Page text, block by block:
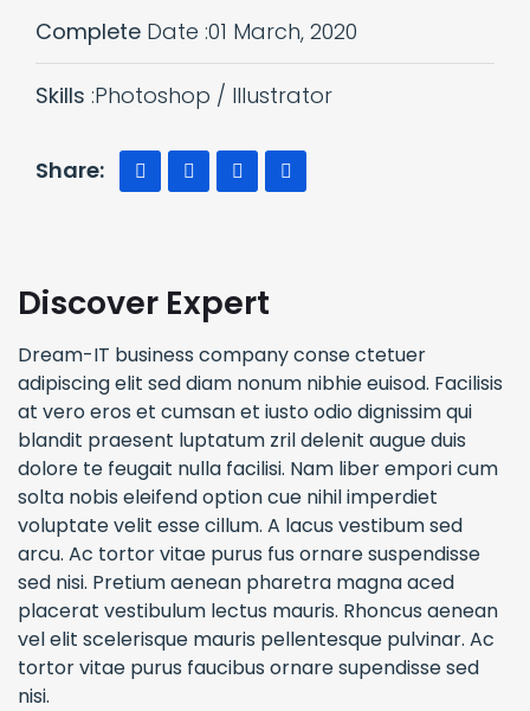
Complete Date :01 March, 2020
Skills :Photoshop / Illustrator
Share:
Discover Expert
Dream-IT business company conse ctetuer
adipiscing elit sed diam nonum nibhie euisod. Facilisis
at vero eros et cumsan et iusto odio dignissim qui
blandit praesent luptatum zril delenit augue duis
dolore te feugait nulla facilisi. Nam liber empori cum
solta nobis eleifend option cue nihil imperdiet
voluptate velit esse cillum. A lacus vestibum sed
arcu. Ac tortor vitae purus fus ornare suspendisse
sed nisi. Pretium aenean pharetra magna aced
placerat vestibulum lectus mauris. Rhoncus aenean
vel elit scelerisque mauris pellentesque pulvinar. Ac
tortor vitae purus faucibus ornare supendisse sed
nisi.